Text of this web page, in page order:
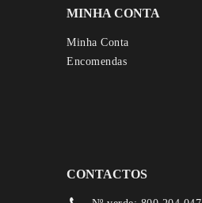
MINHA CONTA
Minha Conta
Encomendas
CONTACTOS